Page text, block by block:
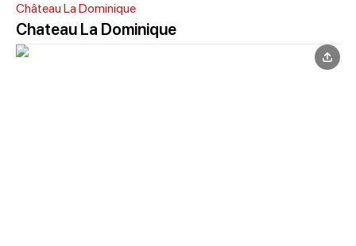
Château La Dominique
Chateau La Dominique